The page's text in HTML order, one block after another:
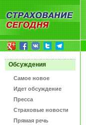
Обсуждения
Самое новое
Идет обсуждение
Пресса
Страховые новости
Прямая речь